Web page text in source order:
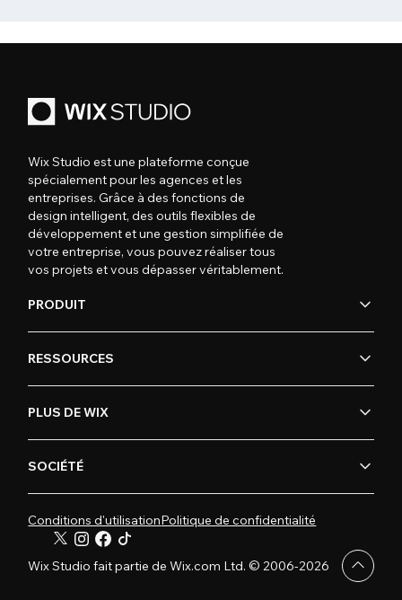
Wix Studio est une plateforme conçue
spécialement pour les agences et les
entreprises. Grâce à des fonctions de
design intelligent, des outils flexibles de
développement et une gestion simplifiée de
votre entreprise, vous pouvez réaliser tous
vos projets et vous dépasser véritablement.
PRODUIT
RESSOURCES
PLUS DE WIX
SOCIÉTÉ
Conditions d'utilisationPolitique de confidentialité
Wix Studio fait partie de Wix.com Ltd. © 2006-2026